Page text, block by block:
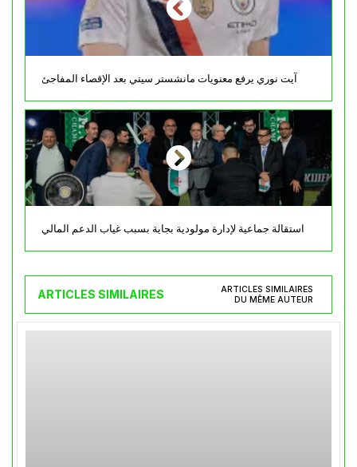
آيت نوري يرفع معنويات مانشستر سيتي بعد الإقصاء المفاجئ
استقالة جماعية لإدارة مولودية بجاية بسبب غياب الدعم المالي
ARTICLES SIMILAIRES
ARTICLES SIMILAIRES
DU MÊME AUTEUR